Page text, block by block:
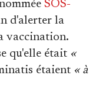
SOS-
d'alerter la
vaccination.
qu'elle était «
étaient « à